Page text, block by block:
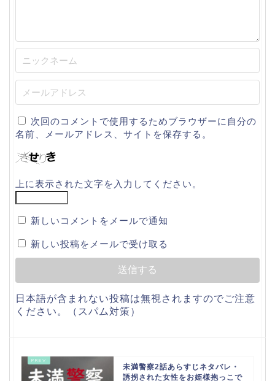
次回のコメントで使用するためブラウザーに自分の
名前、メールアドレス、サイトを保存する。
上に表示された文字を入力してください。
新しいコメントをメールで通知
新しい投稿をメールで受け取る
日本語が含まれない投稿は無視されますのでご注意
ください。（スパム対策）
未満警察2話あらすじネタバレ・
誘拐された女性をお姫様抱っこで